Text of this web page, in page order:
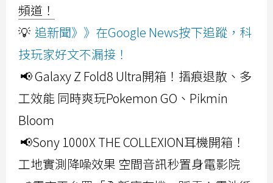
頻道！
💡 追新聞》》在Google News按下追蹤，科
技玩家好文不漏接！
📢 Galaxy Z Fold8 Ultra開箱！摺痕退散、多
工效能 同時爽玩Pokemon GO、Pikmin
Bloom
📢Sony 1000X THE COLLEXION耳機開箱！
工地實測降噪效果 空間音訊秒置身電影院